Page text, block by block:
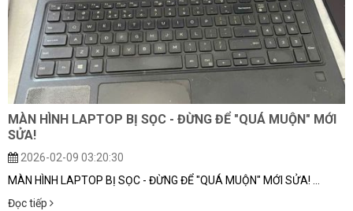
MÀN HÌNH LAPTOP BỊ SỌC - ĐỪNG ĐỂ "QUÁ MUỘN" MỚI
SỬA!
2026-02-09 03:20:30
MÀN HÌNH LAPTOP BỊ SỌC - ĐỪNG ĐỂ "QUÁ MUỘN" MỚI SỬA! ...
Đọc tiếp